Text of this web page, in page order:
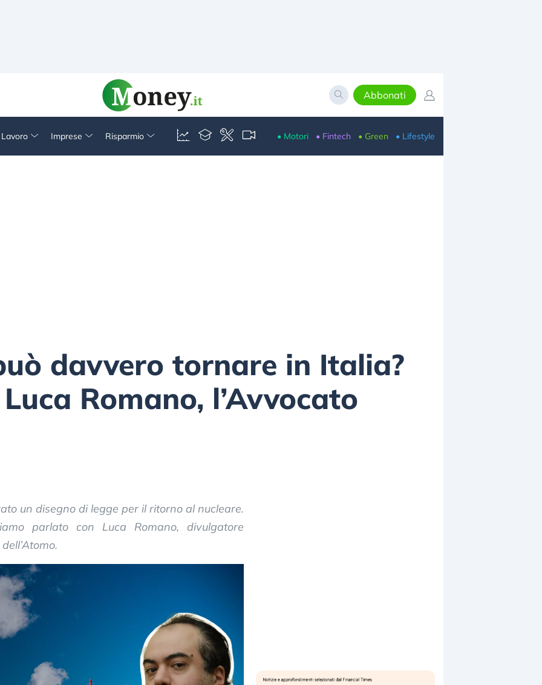
Abbonati
Imprese Risparmio • Motori • Fintech • Green • Lifestyle
davvero tornare in Italia?
Romano, l’Avvocato
un disegno di legge per il ritorno al nucleare.
parlato con Luca Romano, divulgatore